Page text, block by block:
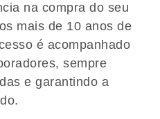
na compra do seu
mais de 10 anos de
é acompanhado
sempre
e garantindo a